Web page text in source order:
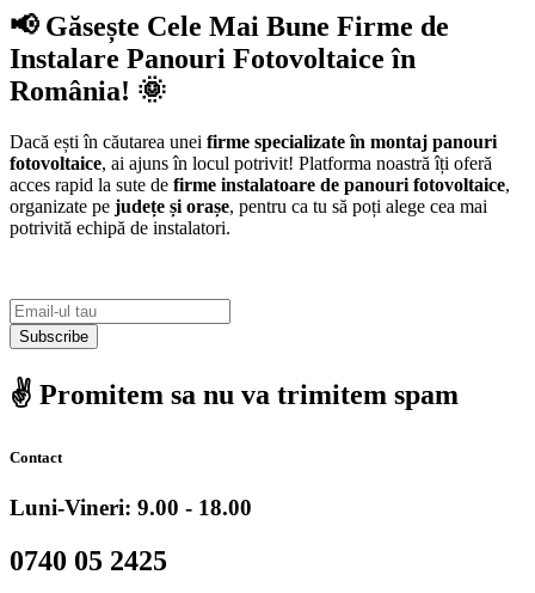
📢 Găsește Cele Mai Bune Firme de
Instalare Panouri Fotovoltaice în
România! 🌞
Dacă ești în căutarea unei firme specializate în montaj panouri
fotovoltaice, ai ajuns în locul potrivit! Platforma noastră îți oferă
acces rapid la sute de firme instalatoare de panouri fotovoltaice,
organizate pe județe și orașe, pentru ca tu să poți alege cea mai
potrivită echipă de instalatori.
Subscribe
✌️ Promitem sa nu va trimitem spam
Contact
Luni-Vineri: 9.00 - 18.00
0740 05 2425